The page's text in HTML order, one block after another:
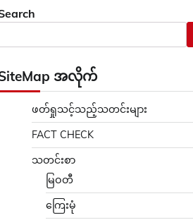
အလိုက်
ဖတ်ရှုသင့်သည့်သတင်းများ
FACT CHECK
သတင်းစာ
မြဝတီ
ကြေးမုံ